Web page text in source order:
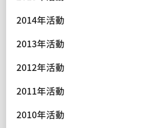
2014年活動
2013年活動
2012年活動
2011年活動
2010年活動